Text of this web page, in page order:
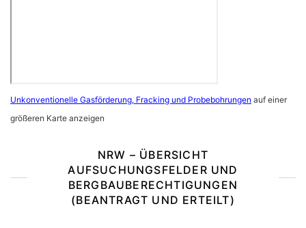
Unkonventionelle Gasförderung, Fracking und Probebohrungen auf einer
größeren Karte anzeigen
NRW – ÜBERSICHT
AUFSUCHUNGSFELDER UND
BERGBAUBERECHTIGUNGEN
(BEANTRAGT UND ERTEILT)